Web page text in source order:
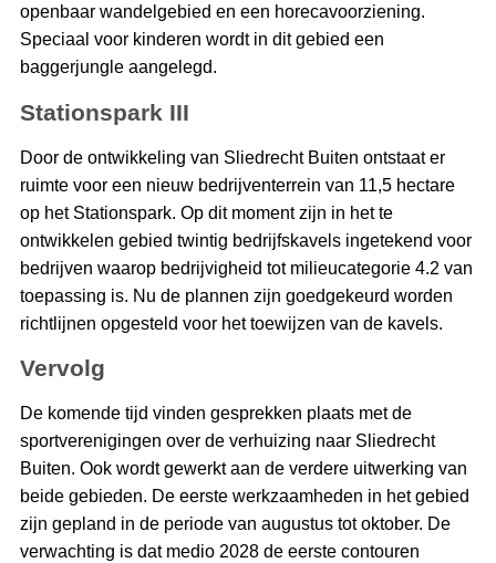
openbaar wandelgebied en een horecavoorziening.
Speciaal voor kinderen wordt in dit gebied een
baggerjungle aangelegd.
Stationspark III
Door de ontwikkeling van Sliedrecht Buiten ontstaat er
ruimte voor een nieuw bedrijventerrein van 11,5 hectare
op het Stationspark. Op dit moment zijn in het te
ontwikkelen gebied twintig bedrijfskavels ingetekend voor
bedrijven waarop bedrijvigheid tot milieucategorie 4.2 van
toepassing is. Nu de plannen zijn goedgekeurd worden
richtlijnen opgesteld voor het toewijzen van de kavels.
Vervolg
De komende tijd vinden gesprekken plaats met de
sportverenigingen over de verhuizing naar Sliedrecht
Buiten. Ook wordt gewerkt aan de verdere uitwerking van
beide gebieden. De eerste werkzaamheden in het gebied
zijn gepland in de periode van augustus tot oktober. De
verwachting is dat medio 2028 de eerste contouren